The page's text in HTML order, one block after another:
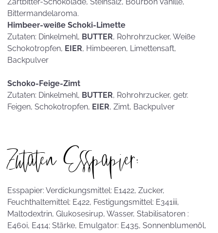
Bittermandelaroma.
Himbeer-weiße Schoki-Limette
Zutaten: Dinkelmehl, BUTTER, Rohrohrzucker, Weiße
Schokotropfen, EIER, Himbeeren, Limettensaft,
Backpulver
Schoko-Feige-Zimt
Zutaten: Dinkelmehl, BUTTER, Rohrohrzucker, getr.
Feigen, Schokotropfen, EIER, Zimt, Backpulver
Zutaten Esspapier:
Esspapier: Verdickungsmittel: E1422, Zucker,
Feuchthaltemittel: E422, Festigungsmittel: E341iii,
Maltodextrin, Glukosesirup, Wasser, Stabilisatoren :
E460i, E414; Stärke, Emulgator: E435, Sonnenblumenöl,